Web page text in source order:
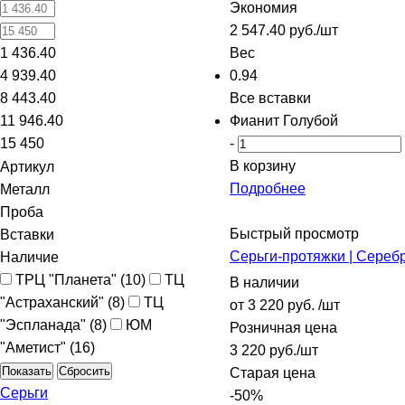
Экономия
2 547.40 руб./шт
Вес
0.94
Все вставки
Фианит Голубой
-
В корзину
Подробнее
Быстрый просмотр
Серьги-протяжки |
В наличии
от 3 220 руб. /шт
Розничная цена
3 220 руб./шт
Старая цена
-50%
1 436.40
4 939.40
8 443.40
11 946.40
15 450
Артикул
Металл
Проба
Вставки
Наличие
ТРЦ "Планета" (10)
ТЦ
"Астраханский" (8)
ТЦ
"Эспланада" (8)
ЮМ
"Аметист" (16)
Сбросить
Серьги